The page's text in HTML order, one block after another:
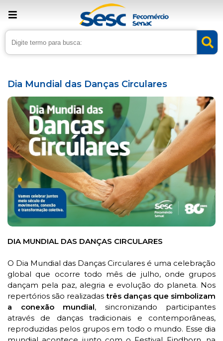
› Home › Agenda
Dia Mundial das Danças Circulares
DIA MUNDIAL DAS DANÇAS CIRCULARES
O Dia Mundial das Danças Circulares é uma celebração
global que ocorre todo mês de julho, onde grupos
dançam pela paz, alegria e evolução do planeta. Nos
repertórios são realizadastrês danças que simbolizam
a conexão mundial, sincronizando participantes
através de danças tradicionais e contemporâneas,
reproduzidas pelos grupos em todo o mundo. Esse dia